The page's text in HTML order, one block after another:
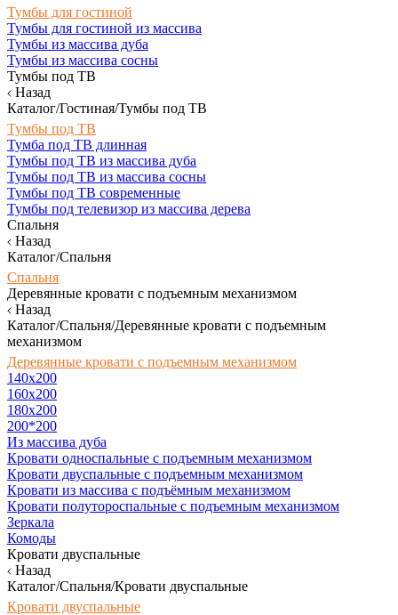
Тумбы для гостиной
Тумбы для гостиной из массива
Тумбы из массива дуба
Тумбы из массива сосны
Тумбы под ТВ
Назад
Каталог/Гостиная/Тумбы под ТВ
Тумбы под ТВ
Тумба под ТВ длинная
Тумбы под ТВ из массива дуба
Тумбы под ТВ из массива сосны
Тумбы под ТВ современные
Тумбы под телевизор из массива дерева
Спальня
Назад
Каталог/Спальня
Спальня
Деревянные кровати с подъемным механизмом
Назад
Каталог/Спальня/Деревянные кровати с подъемным
механизмом
Деревянные кровати с подъемным механизмом
140x200
160х200
180х200
200*200
Из массива дуба
Кровати односпальные с подъемным механизмом
Кровати двуспальные с подъемным механизмом
Кровати из массива с подъёмным механизмом
Кровати полутороспальные с подъемным механизмом
Зеркала
Комоды
Кровати двуспальные
Назад
Каталог/Спальня/Кровати двуспальные
Кровати двуспальные